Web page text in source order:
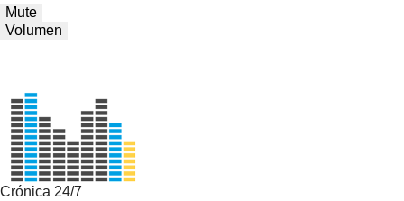
Mute
Volumen
Crónica 24/7